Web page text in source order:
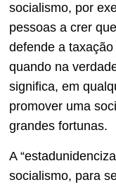
socialismo, por
pessoas a crer
defende a
quando na
significa, em
promover uma
grandes fortunas.
A
socialismo, para